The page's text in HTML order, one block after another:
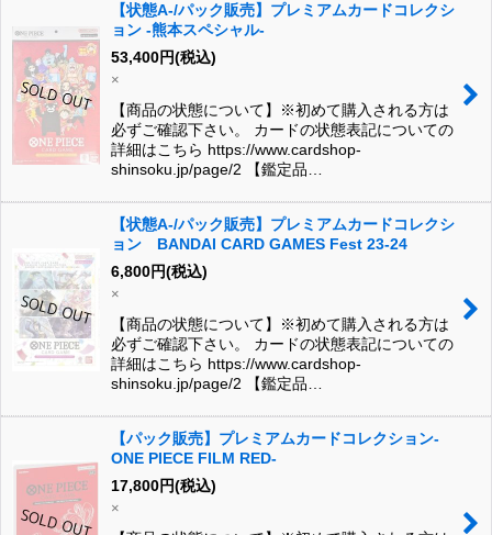
【状態A-/パック販売】プレミアムカードコレクシ
ョン -熊本スペシャル-
53,400円(税込)
×
【商品の状態について】※初めて購入される方は
必ずご確認下さい。 カードの状態表記についての
詳細はこちら https://www.cardshop-
shinsoku.jp/page/2 【鑑定品…
【状態A-/パック販売】プレミアムカードコレクシ
ョン BANDAI CARD GAMES Fest 23-24
6,800円(税込)
×
【商品の状態について】※初めて購入される方は
必ずご確認下さい。 カードの状態表記についての
詳細はこちら https://www.cardshop-
shinsoku.jp/page/2 【鑑定品…
【パック販売】プレミアムカードコレクション-
ONE PIECE FILM RED-
17,800円(税込)
×